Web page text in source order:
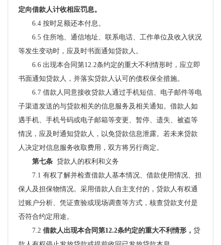
定向借款人计收相应罚息。
6.4 按时足额还本付息。
6.5 住所地、通信地址、联系电话、工作单位及收入状况
等发生变动时，应及时书面通知贷款人。
6.6 出现本合同第12.2条约定的重大不利情形时，应立即
书面通知贷款人，并落实贷款人认可的债权保全措施。
6.7 借款人同意接收贷款人通过手机短信、电子邮件等电
子渠道发送的与贷款相关的信息服务及相关通知。借款人如
遇手机、手机号码或电子邮箱等变更、暂停、遗失、被盗等
情况，应及时通知贷款人，以免贷款信息泄露。若未来贷款
人决定对信息服务收取费用，双方将另行商定。
第七条 贷款人的权利和义务
7.1 有权了解并检查借款人基本情况、借款使用情况、担
保人及担保物情况。采用借款人自主支付的，贷款人有权通
过账户分析、凭证查验或现场调查等方式，核查贷款支付是
否符合约定用途。
7.2 借款人出现本合同第12.2条约定的重大不利情形， 贷